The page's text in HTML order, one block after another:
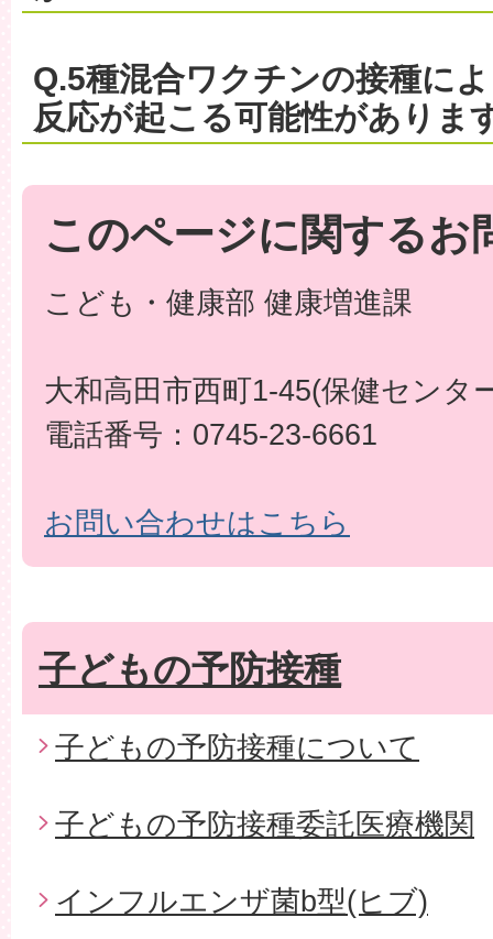
Q.5種混合ワクチンの接種に
反応が起こる可能性がありま
このページに関するお
こども・健康部 健康増進課
大和高田市西町1-45(保健センタ
電話番号：0745-23-6661
お問い合わせはこちら
子どもの予防接種
子どもの予防接種について
子どもの予防接種委託医療機関
インフルエンザ菌b型(ヒブ)